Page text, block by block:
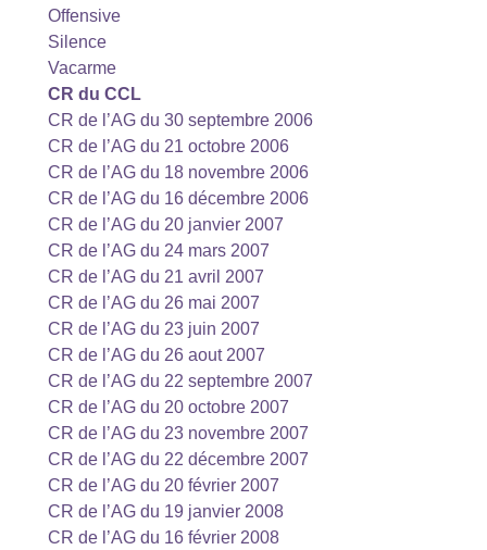
Offensive
Silence
Vacarme
CR du CCL
CR de l’AG du 30 septembre 2006
CR de l’AG du 21 octobre 2006
CR de l’AG du 18 novembre 2006
CR de l’AG du 16 décembre 2006
CR de l’AG du 20 janvier 2007
CR de l’AG du 24 mars 2007
CR de l’AG du 21 avril 2007
CR de l’AG du 26 mai 2007
CR de l’AG du 23 juin 2007
CR de l’AG du 26 aout 2007
CR de l’AG du 22 septembre 2007
CR de l’AG du 20 octobre 2007
CR de l’AG du 23 novembre 2007
CR de l’AG du 22 décembre 2007
CR de l’AG du 20 février 2007
CR de l’AG du 19 janvier 2008
CR de l’AG du 16 février 2008